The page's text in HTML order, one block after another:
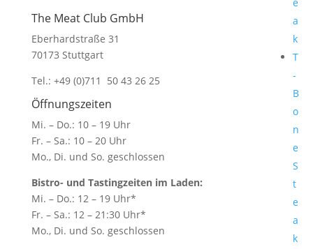
a
k
T
-
B
o
n
e
S
t
e
a
k
The Meat Club GmbH
Eberhardstraße 31
70173 Stuttgart
Tel.: +49 (0)711 50 43 26 25
Öffnungszeiten
Mi. – Do.: 10 – 19 Uhr
Fr. – Sa.: 10 – 20 Uhr
Mo., Di. und So. geschlossen
Bistro- und Tastingzeiten im Laden:
Mi. – Do.: 12 – 19 Uhr*
Fr. – Sa.: 12 – 21:30 Uhr*
Mo., Di. und So. geschlossen